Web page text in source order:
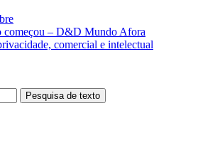
começou – D&D Mundo Afora
comercial e intelectual
Pesquisa de texto